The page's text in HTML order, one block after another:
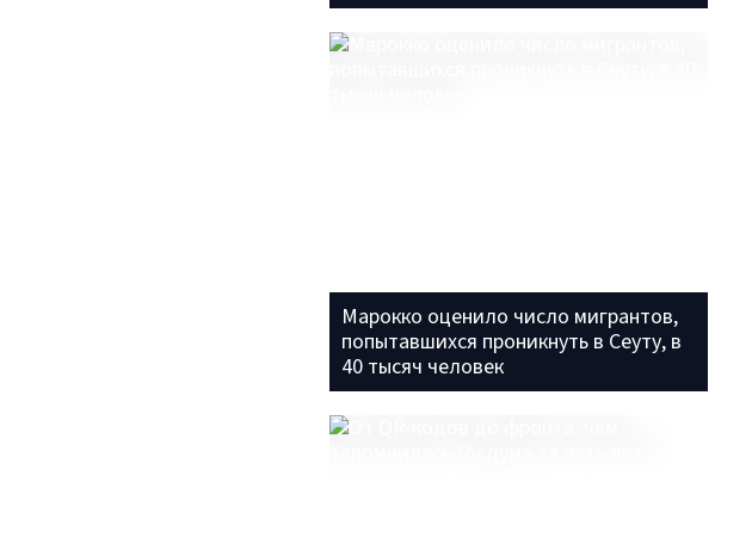
Марокко оценило число мигрантов,
попытавшихся проникнуть в Сеуту, в
40 тысяч человек